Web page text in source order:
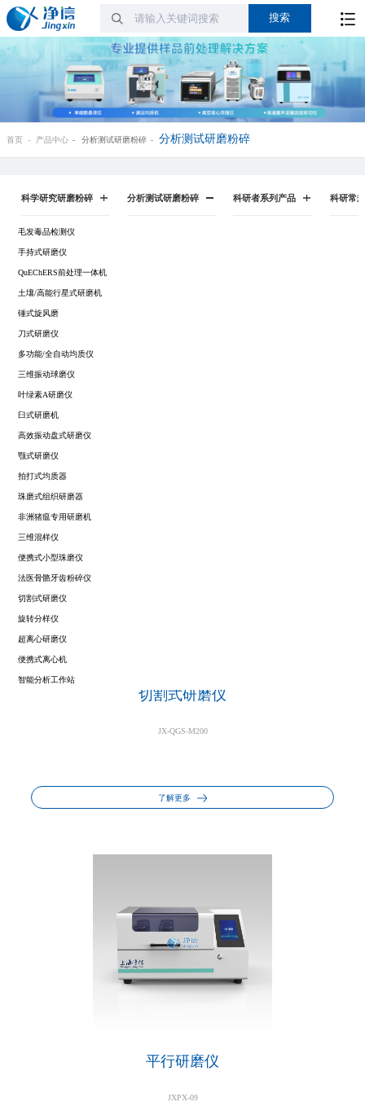
首页 产品中心 分析测试研磨粉碎 分析测试研磨粉碎
科学研究研磨粉碎 分析测试研磨粉碎
毛发毒品检测仪
手持式研磨仪
QuEChERS前处理一体机
土壤/高能行星式研磨机
锤式旋风磨
刀式研磨仪
多功能/全自动均质仪
三维振动球磨仪
叶绿素A研磨仪
臼式研磨机
高效振动盘式研磨仪
颚式研磨仪
拍打式均质器
珠磨式组织研磨器
非洲猪瘟专用研磨机
三维混样仪
便携式小型珠磨仪
法医骨骼牙齿粉碎仪
切割式研磨仪
旋转分样仪
超离心研磨仪
便携式离心机
智能分析工作站
科研者系列产品 科研常
切割式研磨仪
JX-QGS-M200
了解更多
平行研磨仪
JXPX-09